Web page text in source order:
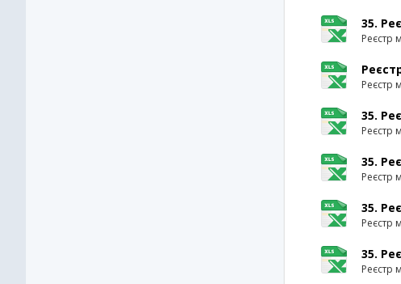
35.
Реєстр
Реєстр
35.
Реєстр
35.
Реєстр
35.
Реєстр
35.
Реєстр